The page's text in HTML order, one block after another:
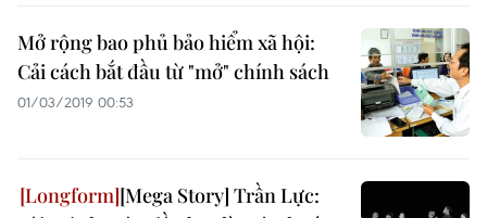
Mở rộng bao phủ bảo hiểm xã hội:
Cải cách bắt đầu từ "mở" chính sách
01/03/2019 00:53
[Mega Story] Trần Lực: